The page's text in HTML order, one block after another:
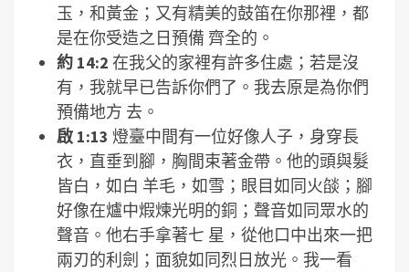
玉，和黃金；又有精美的鼓笛在你那裡，都
是在你受造之日預備 齊全的。
約 14:2 在我父的家裡有許多住處；若是沒
有，我就早已告訴你們了。我去原是為你們
預備地方 去。
啟 1:13 燈臺中間有一位好像人子，身穿長
衣，直垂到腳，胸間束著金帶。他的頭與髮
皆白，如白 羊毛，如雪；眼目如同火燄；腳
好像在爐中煆煉光明的銅；聲音如同眾水的
聲音。他右手拿著七 星，從他口中出來一把
兩刃的利劍；面貌如同烈日放光。我一看